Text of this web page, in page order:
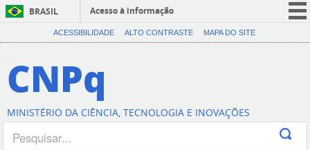
BRASIL
Acesso à informação
CORONAVÍRUS (COVID-19)
Canais
ACESSIBILIDADE ALTO CONTRASTE MAPA DO SITE
CNPq
MINISTÉRIO DA CIÊNCIA, TECNOLOGIA E INOVAÇÕES